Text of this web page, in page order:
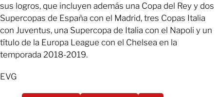
sus logros, que incluyen además una Copa del Rey y dos
Supercopas de España con el Madrid, tres Copas Italia
con Juventus, una Supercopa de Italia con el Napoli y un
título de la Europa League con el Chelsea en la
temporada 2018-2019.
EVG